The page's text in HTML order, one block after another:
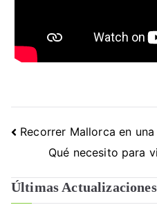
Navegación
entradas
Recorrer Mallorca en
Qué necesito para
Últimas Actualizaciones